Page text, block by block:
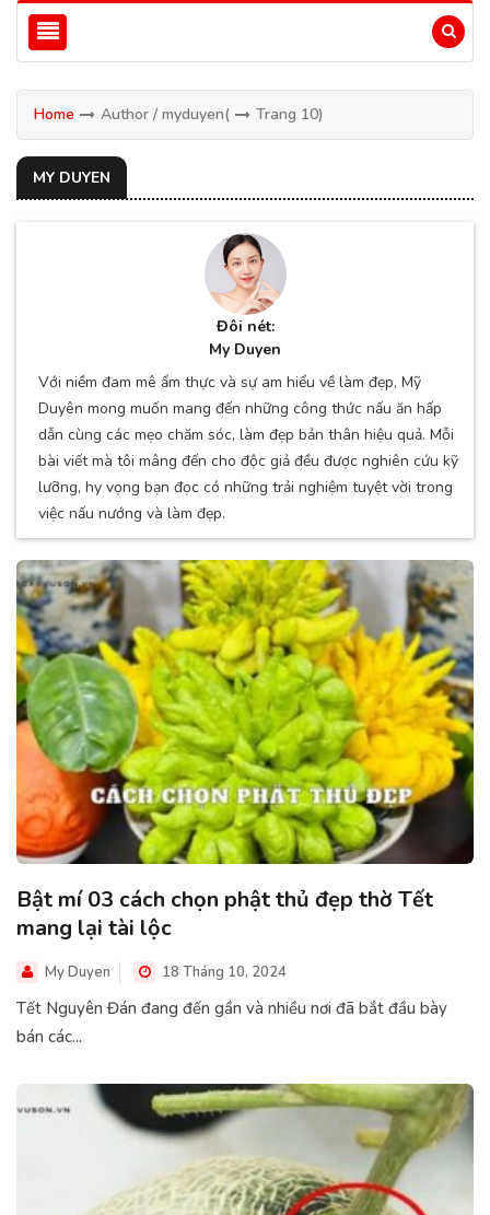
Home Author / myduyen( Trang 10)
MY DUYEN
Đôi nét:
My Duyen
Với niềm đam mê ẩm thực và sự am hiểu về làm đẹp, Mỹ
Duyên mong muốn mang đến những công thức nấu ăn hấp
dẫn cùng các mẹo chăm sóc, làm đẹp bản thân hiệu quả. Mỗi
bài viết mà tôi mâng đến cho độc giả đều được nghiên cứu kỹ
lưỡng, hy vọng bạn đọc có những trải nghiệm tuyệt vời trong
việc nấu nướng và làm đẹp.
Bật mí 03 cách chọn phật thủ đẹp thờ Tết
mang lại tài lộc
My Duyen 18 Tháng 10, 2024
Tết Nguyên Đán đang đến gần và nhiều nơi đã bắt đầu bày
bán các...